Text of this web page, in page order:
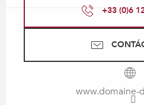
+33 (0)6
www.domaine-